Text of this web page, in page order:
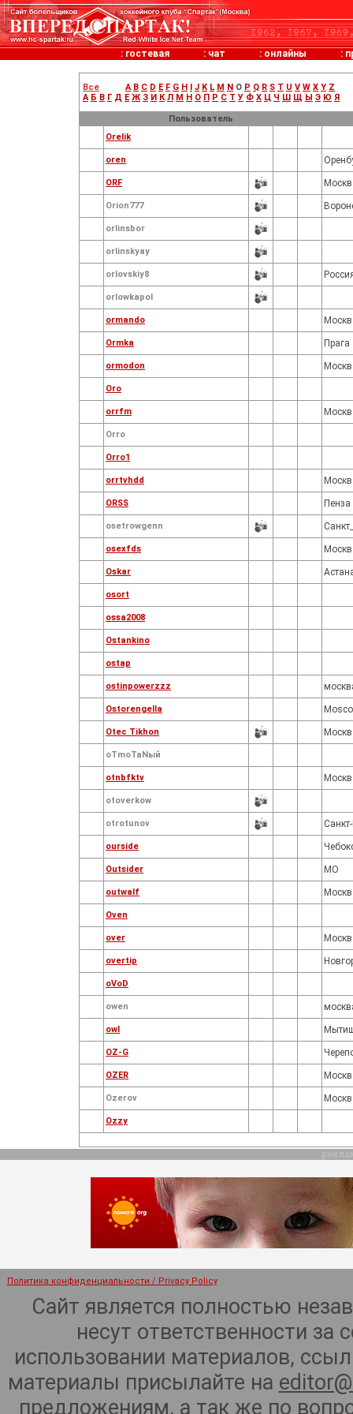
: гостевая : чат : онлайны :
Все A B C D E F G H I J K L M N O P Q R S T U V W X Y Z
А Б В Г Д Е Ж З И К Л М Н О П Р С Т У Ф Х Ц Ч Ш Щ Ы Э Ю Я
Пользователь
Orelik
oren
ORF
Orion777
orlinsbor
orlinskyay
orlovskiy8
orlowkapol
ormando
Ormka Прага
ormodon
Oro
orrfm
Orro
Orro1
orrtvhdd
ORSS Пенза
osetrowgenn
osexfds
Oskar
osort
ossa2008
Ostankino
ostap
ostinpowerzzz
Ostorengella
Otec Tikhon
oTmoTaNый
otnbfktv
otoverkow
otrotunov
ourside
Outsider МО
outwalf
Oven
over
overtip
oVoD
owen
owl
OZ-G
OZER
Ozerov
Ozzy
Политика конфиденциальности / Privacy Policy
Сайт является полностью
несут ответственности
использовании материалов,
материалы присылайте на
предложениям, а так же по